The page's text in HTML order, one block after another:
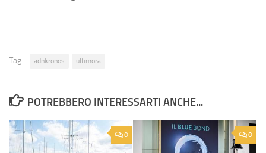
Tag: adnkronos ultimora
POTREBBERO INTERESSARTI ANCHE...
0 0